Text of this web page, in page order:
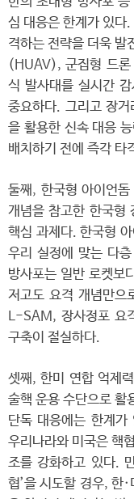
심 대응은 한계가 있다
격하는 전략을 더욱 발
(HUAV), 군집형 드론
식 발사대를 실시간
중요하다. 그리고 장
을 활용한 신속 대응
배치하기 전에 즉각 타
둘째, 한국형 아이언돔
개념을 참고한 한국형
핵심 과제다. 한국형
우리 실정에 맞는 다
방사포는 일반 로켓보
저고도 요격 개념만으
L-SAM, 장사정포 요
구축이 절실하다.
셋째, 한미 연합 억제
술핵 운용 수단으로 활
단독 대응에는 한계
우리나라와 미국은 핵
조를 강화하고 있다.
협’을 시도할 경우, 한